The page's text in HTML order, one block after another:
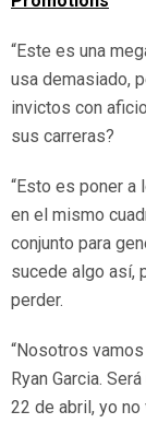
“Este es una
usa demasiado,
invictos con
sus carreras?
“Esto es poner
en el mismo
conjunto para
sucede algo así,
perder.
“Nosotros
Ryan Garcia.
22 de abril, yo